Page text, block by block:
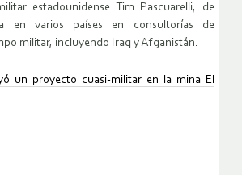
estadounidense Tim Pascuarelli, de
en varios países en consultorías de
militar, incluyendo Iraq y Afganistán.
un proyecto cuasi-militar en la mina El